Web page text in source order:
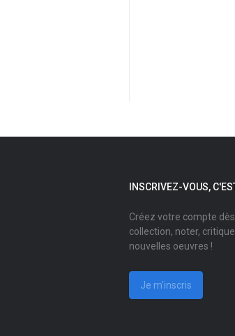
INSCRIVEZ-VOUS,
Créez votre compte
collection, noter,
nouvelles oeuvres !
Je m'inscris